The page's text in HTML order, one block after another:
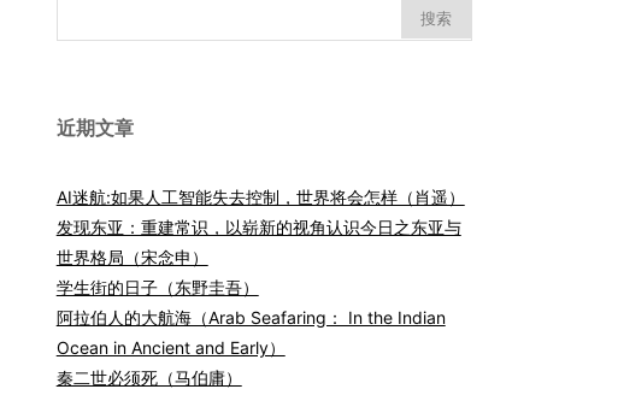
索：
近期文章
AI迷航:如果人工智能失去控制，世界将会怎样（肖遥）
发现东亚：重建常识，以崭新的视角认识今日之东亚与
世界格局（宋念申）
学生街的日子（东野圭吾）
阿拉伯人的大航海（Arab Seafaring： In the Indian
Ocean in Ancient and Early）
秦二世必须死（马伯庸）